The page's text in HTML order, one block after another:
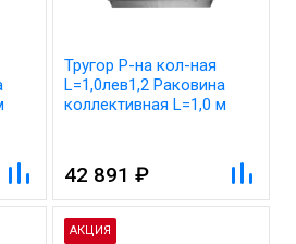
Тругор Р-на кол-ная
L=1,0лев1,2 Раковина
коллективная L=1,0 м
42 891 ₽
АКЦИЯ